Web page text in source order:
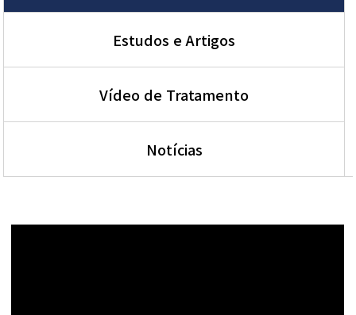
Estudos e Artigos
Vídeo de Tratamento
Notícias